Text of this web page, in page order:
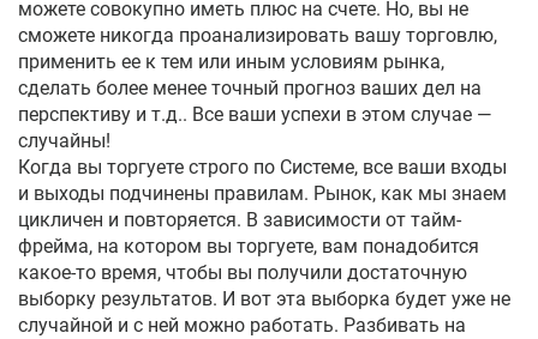
можете совокупно иметь плюс на счете. Но, вы не
сможете никогда проанализировать вашу торговлю,
применить ее к тем или иным условиям рынка,
сделать более менее точный прогноз ваших дел на
перспективу и т.д.. Все ваши успехи в этом случае —
случайны!
Когда вы торгуете строго по Системе, все ваши входы
и выходы подчинены правилам. Рынок, как мы знаем
цикличен и повторяется. В зависимости от тайм-
фрейма, на котором вы торгуете, вам понадобится
какое-то время, чтобы вы получили достаточную
выборку результатов. И вот эта выборка будет уже не
случайной и с ней можно работать. Разбивать на